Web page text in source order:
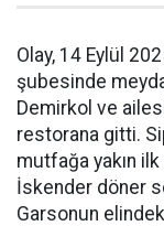
Olay, 14 Eylül
şubesinde
Demirkol ve
restorana gitti.
mutfağa yakın
İskender döner
Garsonun